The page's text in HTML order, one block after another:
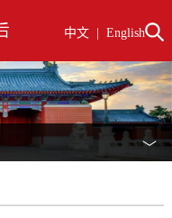
中文 English
﹀